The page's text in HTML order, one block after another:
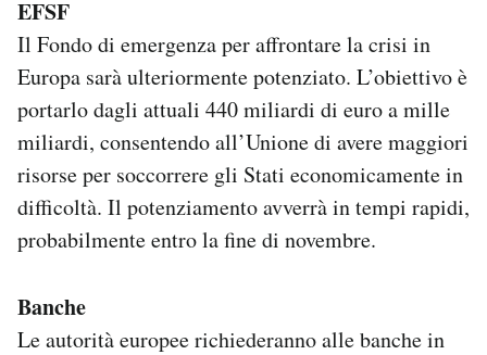
EFSF
Il Fondo di emergenza per affrontare la crisi in
Europa sarà ulteriormente potenziato. L’obiettivo è
portarlo dagli attuali 440 miliardi di euro a mille
miliardi, consentendo all’Unione di avere maggiori
risorse per soccorrere gli Stati economicamente in
difficoltà. Il potenziamento avverrà in tempi rapidi,
probabilmente entro la fine di novembre.
Banche
Le autorità europee richiederanno alle banche in